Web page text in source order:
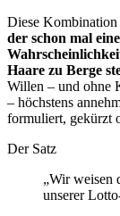
Diese Kombination
der schon mal
Haare zu Berge
Willen – und ohne
– höchstens
formuliert, gekürzt
Der Satz
„Wir weisen
unserer